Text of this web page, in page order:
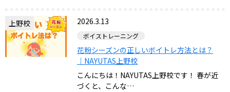
上野校 2026.3.13
ボイストレーニング
花粉シーズンの正しいボイトレ方法とは？
｜NAYUTAS上野校
こんにちは！NAYUTAS上野校です！ 春が近
づくと、こんな…